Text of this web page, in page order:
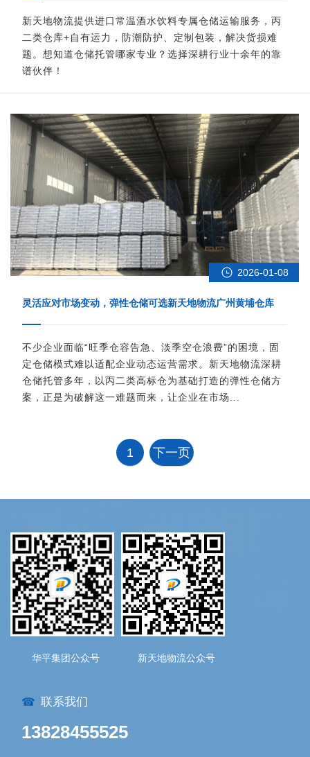
新天地物流提供进口常温酒水饮料专属仓储运输服务，丙
二类仓库+自有运力，防潮防护、定制包装，解决货损难
题。想知道仓储托管哪家专业？选择深耕行业十余年的靠
谱伙伴！
2026-01-08
灵活应对市场变动，弹性仓储可选新天地物流广州黄埔仓库
不少企业面临“旺季仓容告急、淡季空仓浪费”的困境，固
定仓储模式难以适配企业动态运营需求。新天地物流深耕
仓储托管多年，以丙二类高标仓为基础打造的弹性仓储方
案，正是为破解这一难题而来，让企业在市场...
1 下一页
华平集团公众号 新天地物流公众号
☎ 联系我们
13828455525